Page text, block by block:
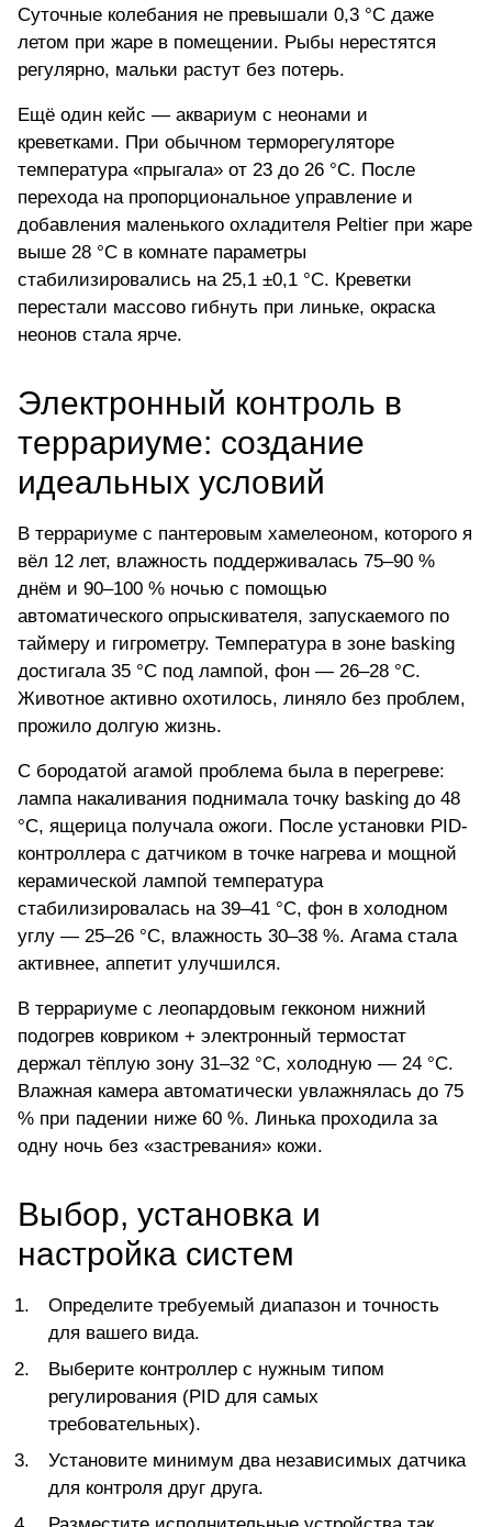
Суточные колебания не превышали 0,3 °C даже
летом при жаре в помещении. Рыбы нерестятся
регулярно, мальки растут без потерь.
Ещё один кейс — аквариум с неонами и
креветками. При обычном терморегуляторе
температура «прыгала» от 23 до 26 °C. После
перехода на пропорциональное управление и
добавления маленького охладителя Peltier при жаре
выше 28 °C в комнате параметры
стабилизировались на 25,1 ±0,1 °C. Креветки
перестали массово гибнуть при линьке, окраска
неонов стала ярче.
Электронный контроль в
террариуме: создание
идеальных условий
В террариуме с пантеровым хамелеоном, которого я
вёл 12 лет, влажность поддерживалась 75–90 %
днём и 90–100 % ночью с помощью
автоматического опрыскивателя, запускаемого по
таймеру и гигрометру. Температура в зоне basking
достигала 35 °C под лампой, фон — 26–28 °C.
Животное активно охотилось, линяло без проблем,
прожило долгую жизнь.
С бородатой агамой проблема была в перегреве:
лампа накаливания поднимала точку basking до 48
°C, ящерица получала ожоги. После установки PID-
контроллера с датчиком в точке нагрева и мощной
керамической лампой температура
стабилизировалась на 39–41 °C, фон в холодном
углу — 25–26 °C, влажность 30–38 %. Агама стала
активнее, аппетит улучшился.
В террариуме с леопардовым гекконом нижний
подогрев ковриком + электронный термостат
держал тёплую зону 31–32 °C, холодную — 24 °C.
Влажная камера автоматически увлажнялась до 75
% при падении ниже 60 %. Линька проходила за
одну ночь без «застревания» кожи.
Выбор, установка и
настройка систем
Определите требуемый диапазон и точность
для вашего вида.
Выберите контроллер с нужным типом
регулирования (PID для самых
требовательных).
Установите минимум два независимых датчика
для контроля друг друга.